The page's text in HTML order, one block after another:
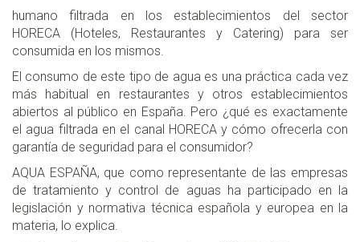
humano filtrada en los establecimientos del sector
HORECA (Hoteles, Restaurantes y Catering) para ser
consumida en los mismos.
El consumo de este tipo de agua es una práctica cada vez
más habitual en restaurantes y otros establecimientos
abiertos al público en España. Pero ¿qué es exactamente
el agua filtrada en el canal HORECA y cómo ofrecerla con
garantía de seguridad para el consumidor?
AQUA ESPAÑA, que como representante de las empresas
de tratamiento y control de aguas ha participado en la
legislación y normativa técnica española y europea en la
materia, lo explica.